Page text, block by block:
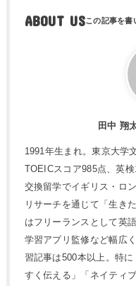
ABOUT US
田中 翔
1991年生まれ。東京大学
TOEICスコア985点、英
交換留学でイギリス・ロ
リサーチを通じて「生き
はフリーランスとして英
学習アプリ監修など幅広
習記事は500本以上。特
すく伝える」「ネイティ